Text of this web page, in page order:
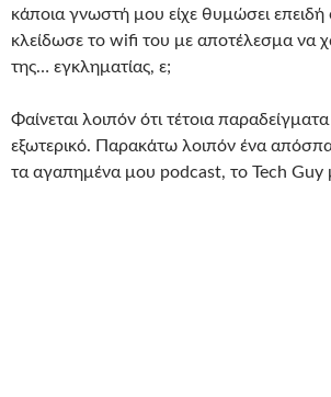
κάποια γνωστή μου είχε θυμώσει επειδή
κλείδωσε το wifi του με αποτέλεσμα να
της… εγκληματίας, ε;
Φαίνεται λοιπόν ότι τέτοια
εξωτερικό. Παρακάτω λοιπόν ένα
τα αγαπημένα μου podcast, το Tech Guy